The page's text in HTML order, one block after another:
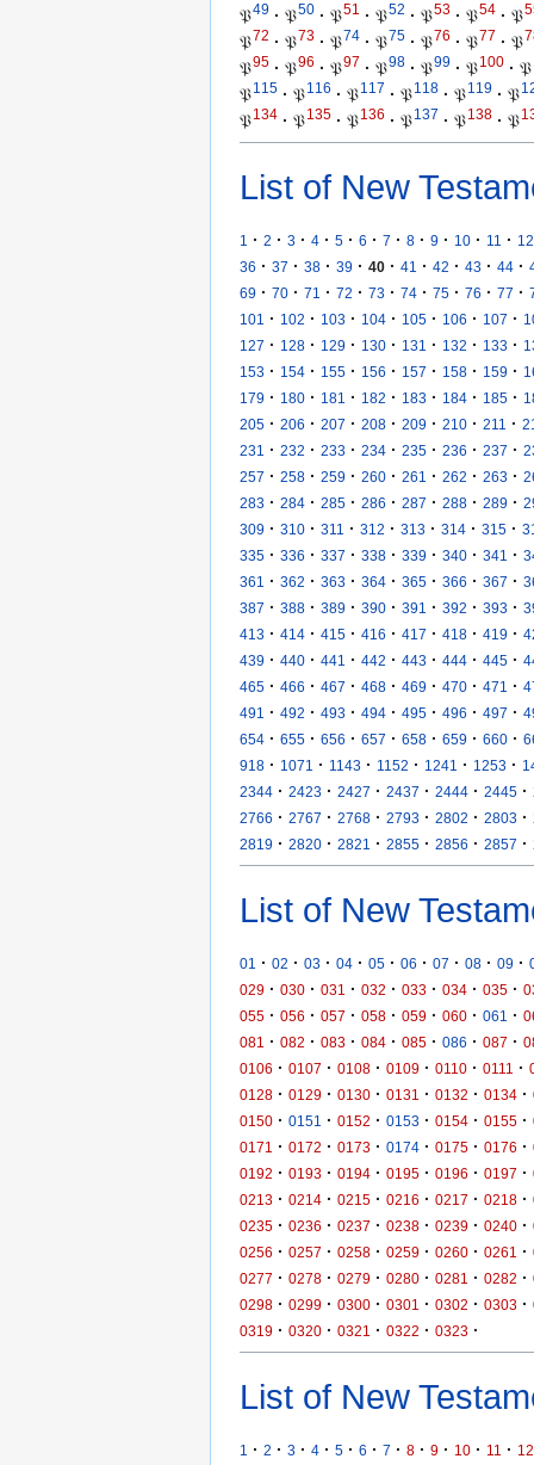
𝔓49 · 𝔓50 · 𝔓51 · 𝔓52 · 𝔓53 · 𝔓54 · 𝔓
𝔓72 · 𝔓73 · 𝔓74 · 𝔓75 · 𝔓76 · 𝔓77 · 𝔓
𝔓95 · 𝔓96 · 𝔓97 · 𝔓98 · 𝔓99 · 𝔓100 · 𝔓
𝔓115 · 𝔓116 · 𝔓117 · 𝔓118 · 𝔓119 · 𝔓
𝔓134 · 𝔓135 · 𝔓136 · 𝔓137 · 𝔓138 · 𝔓
List of New
1 · 2 · 3 · 4 · 5 · 6 · 7 · 8 · 9 · 10 · 11 · 12
36 · 37 · 38 · 39 · 40 · 41 · 42 · 43 · 44 ·
69 · 70 · 71 · 72 · 73 · 74 · 75 · 76 · 77 ·
101
· 102 · 103 · 104 · 105 · 106 · 107 ·
127 · 128 · 129 · 130 · 131 · 132 · 133 ·
153 · 154 · 155 · 156 · 157 · 158 · 159 ·
179 · 180 · 181 · 182 · 183 · 184 · 185 ·
205 · 206 · 207 · 208 · 209 · 210 · 211 ·
231
· 232 · 233 · 234 · 235 · 236 · 237 ·
257 · 258 · 259 · 260 · 261 · 262 · 263 ·
283 · 284 · 285 · 286 · 287 · 288 · 289 ·
309 · 310 · 311 · 312 · 313 · 314 · 315 ·
335 · 336 · 337 · 338 · 339 · 340 · 341 ·
361
· 362 · 363 · 364 · 365 · 366 · 367 ·
387 · 388 · 389 · 390 · 391 · 392 · 393 ·
413 · 414 · 415 · 416 · 417 · 418 · 419 ·
439 · 440 · 441 · 442 · 443 · 444 · 445 ·
465 · 466 · 467 · 468 · 469 · 470 · 471 ·
491
· 492 · 493 · 494 · 495 · 496 · 497 ·
654 · 655 · 656 · 657 · 658 · 659 · 660 ·
918 · 1071 · 1143 · 1152 · 1241 · 1253 ·
2344 · 2423 · 2427 · 2437 · 2444 · 2445 ·
2766 · 2767 · 2768 · 2793 · 2802 · 2803 ·
2819 · 2820 · 2821 · 2855 · 2856 · 2857 ·
List of New
01 · 02 · 03 · 04 · 05 · 06 · 07 · 08 · 09 ·
029 · 030 · 031 · 032 · 033 · 034 · 035 ·
055 · 056 · 057 · 058 · 059 · 060 · 061 ·
081
· 082 · 083 · 084 · 085 · 086 · 087 ·
0106 · 0107 · 0108 · 0109 · 0110 · 0111 ·
0128 · 0129 · 0130 · 0131 · 0132 · 0134 ·
0150 · 0151 · 0152 · 0153 · 0154 · 0155 ·
0171
· 0172 · 0173 · 0174 · 0175 · 0176 ·
0192 · 0193 · 0194 · 0195 · 0196 · 0197 ·
0213 · 0214 · 0215 · 0216 · 0217 · 0218 ·
0235 · 0236 · 0237 · 0238 · 0239 · 0240 ·
0256 · 0257 · 0258 · 0259 · 0260 · 0261 ·
0277 · 0278 · 0279 · 0280 · 0281 · 0282 ·
0298 · 0299 · 0300 · 0301 · 0302 · 0303 ·
0319 · 0320 · 0321 · 0322 · 0323 ·
List of New
1 · 2 · 3 · 4 · 5 · 6 · 7 · 8 · 9 · 10 · 11 · 12